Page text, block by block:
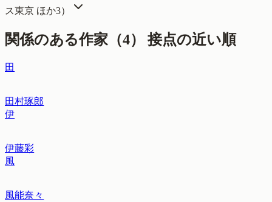
ス東京 ほか3）
関係のある作家（4） 接点の近い順
田
田村琢郎
伊
伊藤彩
風
風能奈々